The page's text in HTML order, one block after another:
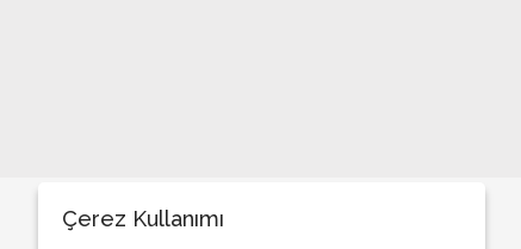
İYİ Parti’de temayül sancısı!..
Çerez Kullanımı